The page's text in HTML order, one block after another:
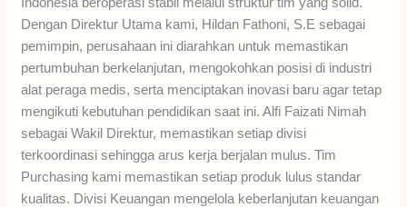
Dengan Direktur Utama kami, Hildan Fathoni, S.E sebagai
pemimpin, perusahaan ini diarahkan untuk memastikan
pertumbuhan berkelanjutan, mengokohkan posisi di industri
alat peraga medis, serta menciptakan inovasi baru agar tetap
mengikuti kebutuhan pendidikan saat ini. Alfi Faizati Nimah
sebagai Wakil Direktur, memastikan setiap divisi
terkoordinasi sehingga arus kerja berjalan mulus. Tim
Purchasing kami memastikan setiap produk lulus standar
kualitas. Divisi Keuangan mengelola keberlanjutan keuangan